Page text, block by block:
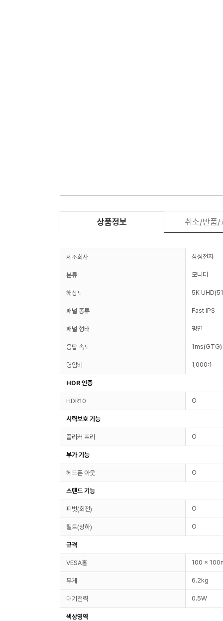
상품정보 취소/반품/
제조회사 삼성전자
분류 모니터
해상도 5K
패널 종류 Fast IPS
패널 형태 평면
응답 속도 1ms(GTG)
명암비 1,000:1
HDR 인증
HDR10 O
시력보호 기능
플리커 프리 O
부가 기능
헤드폰 아웃 O
스탠드 기능
피벗(회전) O
틸트(상하) O
규격
VESA홀 100 x
무게 6.2kg
대기전력 0.5W
색상영역